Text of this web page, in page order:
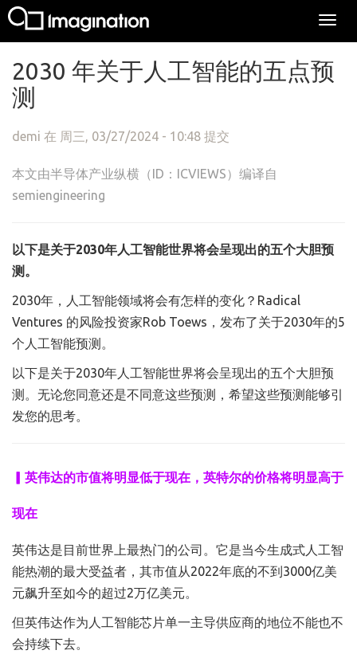
2030 年关于人工智能的五点预
测
demi 在 周三, 03/27/2024 - 10:48 提交
本文由半导体产业纵横（ID：ICVIEWS）编译自
semiengineering
以下是关于2030年人工智能世界将会呈现出的五个大胆预
测。
2030年，人工智能领域将会有怎样的变化？Radical
Ventures 的风险投资家Rob Toews，发布了关于2030年的5
个人工智能预测。
以下是关于2030年人工智能世界将会呈现出的五个大胆预
测。无论您同意还是不同意这些预测，希望这些预测能够引
发您的思考。
▎英伟达的市值将明显低于现在，英特尔的价格将明显高于
现在
英伟达是目前世界上最热门的公司。它是当今生成式人工智
能热潮的最大受益者，其市值从2022年底的不到3000亿美
元飙升至如今的超过2万亿美元。
但英伟达作为人工智能芯片单一主导供应商的地位不能也不
会持续下去。